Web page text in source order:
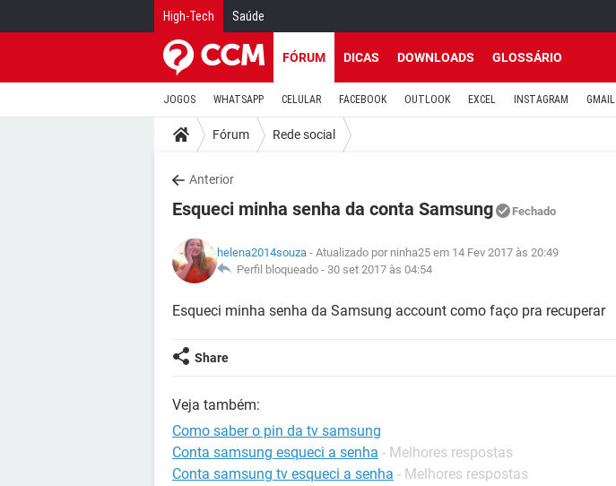
High-Tech Saúde
FÓRUM DICAS DOWNLOADS GLOSSÁRIO
JOGOS WHATSAPP CELULAR FACEBOOK OUTLOOK EXCEL INSTAGRAM GMAIL
Fórum Rede social
Anterior
Esqueci minha senha da conta Samsung Fechado
helena2014souza - Atualizado por ninha25 em 14 Fev 2017 às 20:49
Perfil bloqueado - 30 set 2017 às 04:54
Esqueci minha senha da Samsung account como faço pra recuperar
Share
Veja também:
Como saber o pin da tv samsung
Conta samsung esqueci a senha - Melhores respostas
Conta samsung tv esqueci a senha - Melhores respostas